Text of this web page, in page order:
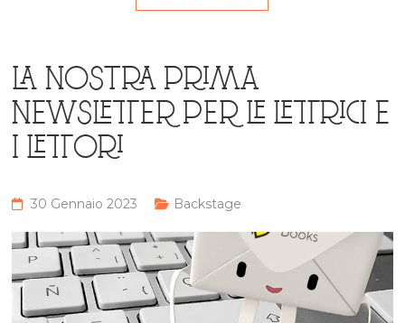
LA NOSTRA PRIMA
NEWSLETTER PER LE LETTRICI E
I LETTORI
30 Gennaio 2023 Backstage